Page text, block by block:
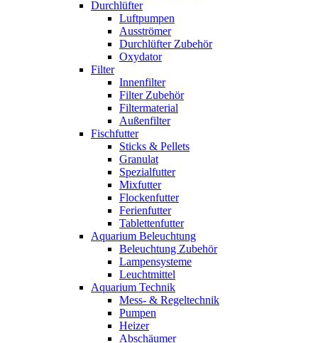
Durchlüfter
Luftpumpen
Ausströmer
Durchlüfter Zubehör
Oxydator
Filter
Innenfilter
Filter Zubehör
Filtermaterial
Außenfilter
Fischfutter
Sticks & Pellets
Granulat
Spezialfutter
Mixfutter
Flockenfutter
Ferienfutter
Tablettenfutter
Aquarium Beleuchtung
Beleuchtung Zubehör
Lampensysteme
Leuchtmittel
Aquarium Technik
Mess- & Regeltechnik
Pumpen
Heizer
Abschäumer